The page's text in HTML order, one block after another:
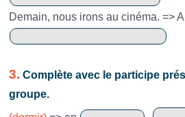
Demain, nous irons au cinéma. =>
3. Complète avec le participe
groupe.